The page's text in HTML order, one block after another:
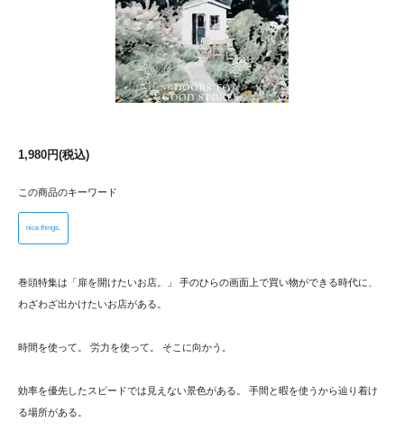
1,980円(税込)
この商品のキーワード
nice things.
巻頭特集は「扉を開けたいお店。」 手のひらの画面上で買い物ができる時代に、
わざわざ出かけたいお店がある。
時間を使って。 労力を使って。 そこに向かう。
効率を優先したスピードでは見えない景色がある。 手間と暇を使うから辿り着け
る場所がある。